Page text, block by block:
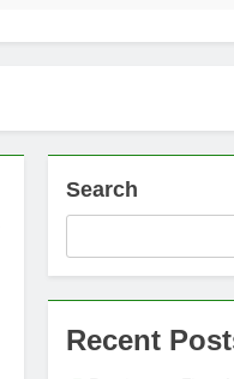
Search
Recent